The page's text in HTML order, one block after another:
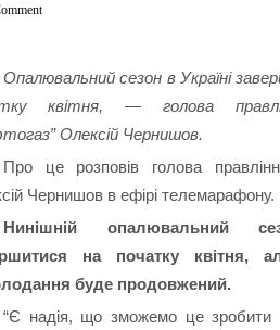
Опалювальний сезон в Україні
квітня, — голова
Олексій Чернишов.
Про це розповів голова
Чернишов в ефірі телемарафону.
Нинішній опалювальний
на початку квітня,
буде продовжений.
“Є надія, що зможемо це зробити